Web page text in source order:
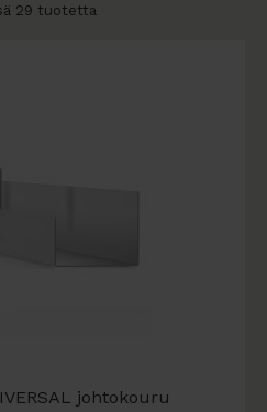
29 tuotetta
johtokouru